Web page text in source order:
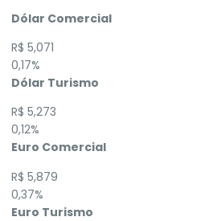
Dólar Comercial
R$ 5,071
0,17%
Dólar Turismo
R$ 5,273
0,12%
Euro Comercial
R$ 5,879
0,37%
Euro Turismo